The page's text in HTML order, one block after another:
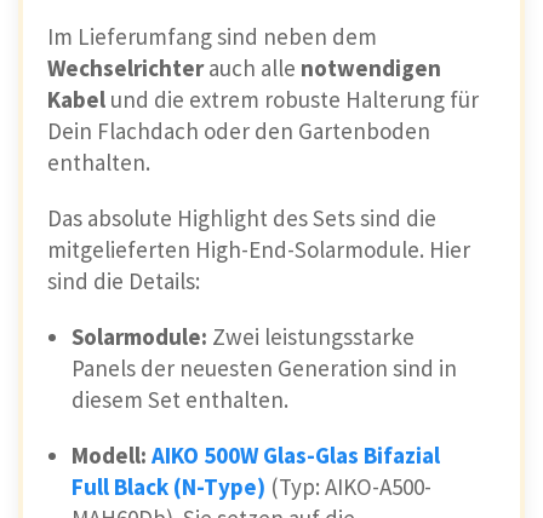
Im Lieferumfang sind neben dem
Wechselrichterauch alle notwendigen
Kabel und die extrem robuste Halterung für
Dein Flachdach oder den Gartenboden
enthalten.
Das absolute Highlight des Sets sind die
mitgelieferten High-End-Solarmodule. Hier
sind die Details:
Solarmodule: Zwei leistungsstarke
Panels der neuesten Generation sind in
diesem Set enthalten.
Modell: AIKO 500W Glas-Glas Bifazial
Full Black (N-Type) (Typ: AIKO-A500-